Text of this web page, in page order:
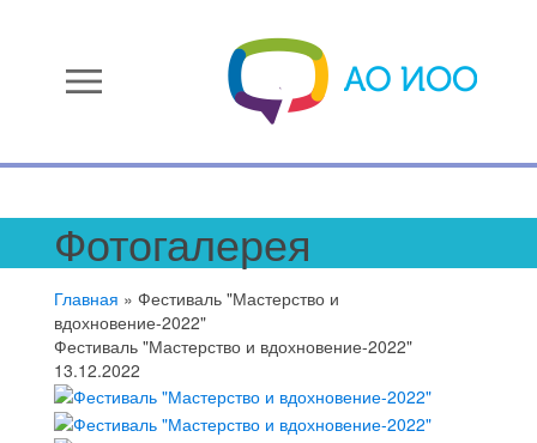
menu
Фотогалерея
Главная » Фестиваль "Мастерство и
вдохновение-2022"
Фестиваль "Мастерство и вдохновение-2022"
13.12.2022